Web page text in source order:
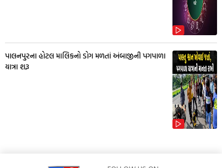
પાલનપુરના હોટલ માલિકનો ડોગ મળતાં અંબાજીની પગપાળા
યાત્રા શરૂ